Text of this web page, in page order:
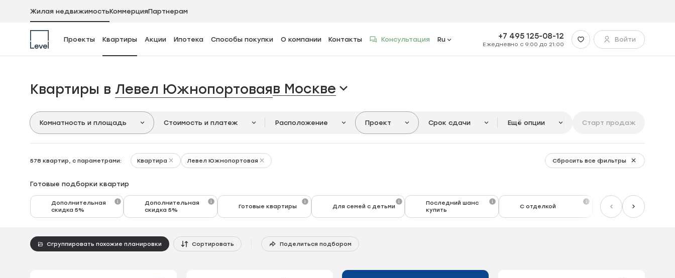
Жилая недвижимостьКоммерцияПартнерам
Проекты Квартиры Акции Ипотека Способы покупки О компании Контакты Консультация Ru +7 495 125-08-12
Ежедневно с 9:00 до 21:00
Войти
Квартиры в Левел Южнопортоваяв Москве
Комнатность и площадь Стоимость и платеж Расположение Проект Срок сдачи Ещё опции Старт продаж
578 квартир, с параметрами: Квартира Левел Южнопортовая Сбросить все фильтры
Готовые подборки квартир
Дополнительная
скидка 5%
Дополнительная
скидка 5%
Готовые квартиры Для семей с детьми
Последний шанс
купить
С отделкой Level Premium
Сгруппировать похожие планировки Сортировать Поделиться подбором